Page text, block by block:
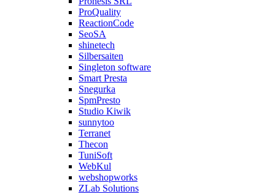
ProQuality
ReactionCode
SeoSA
shinetech
Silbersaiten
Singleton software
Smart Presta
Snegurka
SpmPresto
Studio Kiwik
sunnytoo
Terranet
Thecon
TuniSoft
WebKul
webshopworks
ZLab Solutions